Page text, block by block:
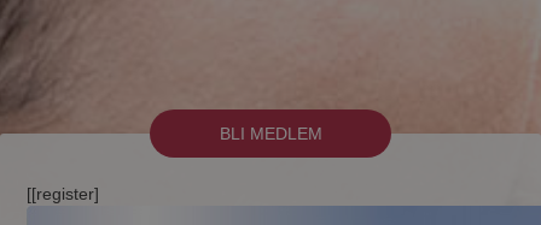
BLI MEDLEM
[[register]